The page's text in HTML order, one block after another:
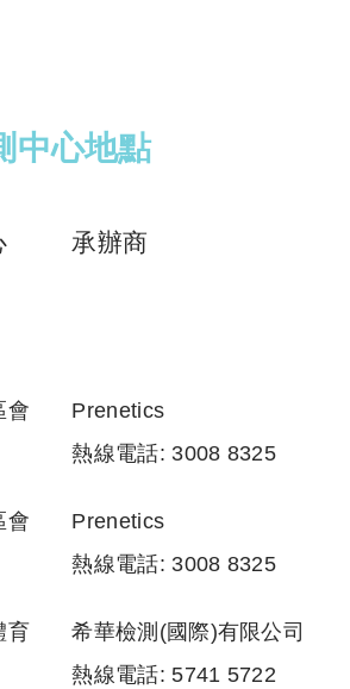
中心地點
承辦商
會
Prenetics
熱線電話: 3008 8325
會
Prenetics
熱線電話: 3008 8325
育
希華檢測(國際)有限公司
熱線電話: 5741 5722